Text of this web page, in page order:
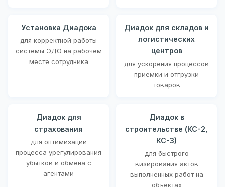
Установка Диадока
для корректной работы
системы ЭДО на рабочем
месте сотрудника
Диадок для складов и
логистических
центров
для ускорения процессов
приемки и отгрузки
товаров
Диадок для
страхования
для оптимизации
процесса урегулирования
убытков и обмена с
агентами
Диадок в
строительстве (КС-2,
КС-3)
для быстрого
визирования актов
выполненных работ на
объектах